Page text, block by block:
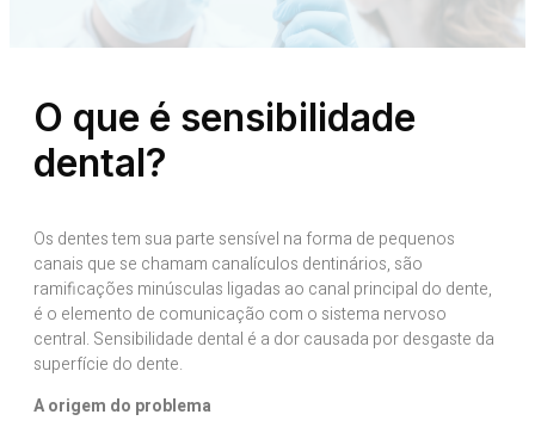
O que é sensibilidade
dental?
Os dentes tem sua parte sensível na forma de pequenos
canais que se chamam canalículos dentinários, são
ramificações minúsculas ligadas ao canal principal do dente,
é o elemento de comunicação com o sistema nervoso
central. Sensibilidade dental é a dor causada por desgaste da
superfície do dente.
A origem do problema